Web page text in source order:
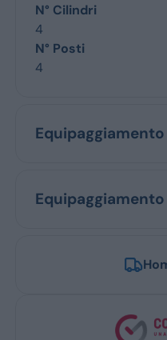
N° Cilindri
4
N° Posti
4